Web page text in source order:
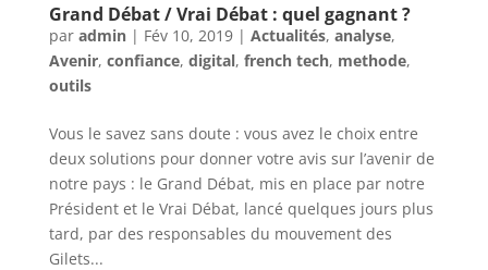
Grand Débat / Vrai Débat : quel gagnant ?
par admin| Fév 10, 2019| Actualités, analyse,
Avenir, confiance, digital, french tech, methode,
outils
Vous le savez sans doute : vous avez le choix entre
deux solutions pour donner votre avis sur l’avenir de
notre pays : le Grand Débat, mis en place par notre
Président et le Vrai Débat, lancé quelques jours plus
tard, par des responsables du mouvement des
Gilets...